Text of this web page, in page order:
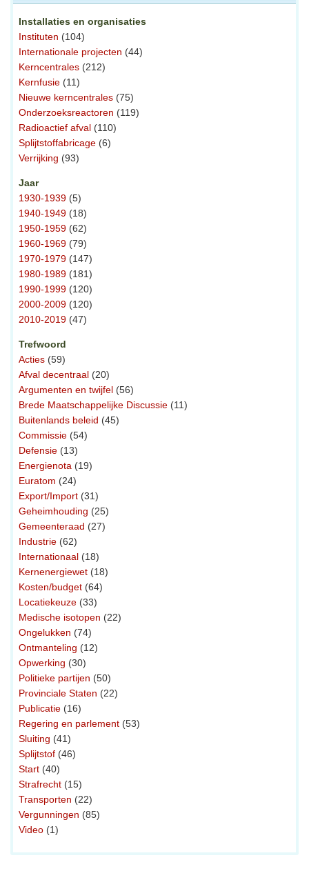
Installaties en organisaties
Instituten (104)
Internationale projecten (44)
Kerncentrales (212)
Kernfusie (11)
Nieuwe kerncentrales (75)
Onderzoeksreactoren (119)
Radioactief afval (110)
Splijtstoffabricage (6)
Verrijking (93)
Jaar
1930-1939 (5)
1940-1949 (18)
1950-1959 (62)
1960-1969 (79)
1970-1979 (147)
1980-1989 (181)
1990-1999 (120)
2000-2009 (120)
2010-2019 (47)
Trefwoord
Acties (59)
Afval decentraal (20)
Argumenten en twijfel (56)
Brede Maatschappelijke Discussie (11)
Buitenlands beleid (45)
Commissie (54)
Defensie (13)
Energienota (19)
Euratom (24)
Export/Import (31)
Geheimhouding (25)
Gemeenteraad (27)
Industrie (62)
Internationaal (18)
Kernenergiewet (18)
Kosten/budget (64)
Locatiekeuze (33)
Medische isotopen (22)
Ongelukken (74)
Ontmanteling (12)
Opwerking (30)
Politieke partijen (50)
Provinciale Staten (22)
Publicatie (16)
Regering en parlement (53)
Sluiting (41)
Splijtstof (46)
Start (40)
Strafrecht (15)
Transporten (22)
Vergunningen (85)
Video (1)